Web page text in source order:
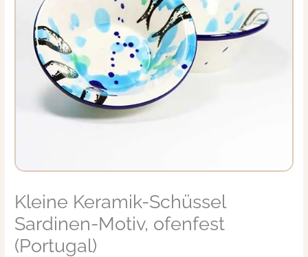
Kleine Keramik-Schüssel
Sardinen-Motiv, ofenfest
(Portugal)